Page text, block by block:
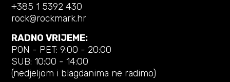
+385 1 5392 430
rock@rockmark.hr
RADNO VRIJEME:
PON - PET: 9:00 - 20:00
SUB: 10:00 - 14:00
(nedjeljom i blagdanima ne radimo)